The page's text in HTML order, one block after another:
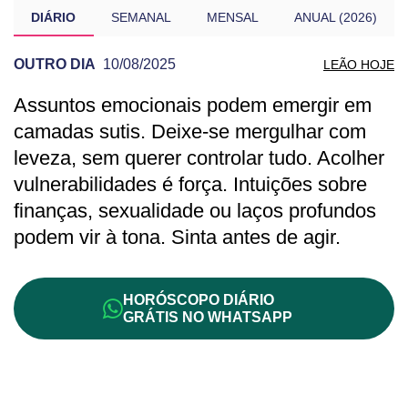
DIÁRIO SEMANAL MENSAL ANUAL (2026)
OUTRO DIA 10/08/2025 LEÃO HOJE
PREVISÃO DE LEÃO PARA OUTRO DIA
Assuntos emocionais podem emergir em
camadas sutis. Deixe-se mergulhar com
leveza, sem querer controlar tudo. Acolher
vulnerabilidades é força. Intuições sobre
finanças, sexualidade ou laços profundos
podem vir à tona. Sinta antes de agir.
HORÓSCOPO DIÁRIO
GRÁTIS NO WHATSAPP